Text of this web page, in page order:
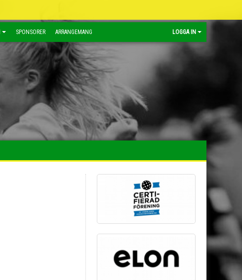
SPONSORER ARRANGEMANG LOGGA IN